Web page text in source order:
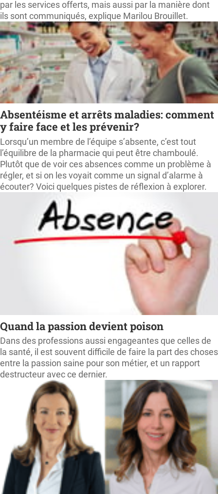
par les services offerts, mais aussi par la manière dont
ils sont communiqués, explique Marilou Brouillet.
Absentéisme et arrêts maladies: comment
y faire face et les prévenir?
Lorsqu’un membre de l’équipe s’absente, c’est tout
l’équilibre de la pharmacie qui peut être chamboulé.
Plutôt que de voir ces absences comme un problème à
régler, et si on les voyait comme un signal d’alarme à
écouter? Voici quelques pistes de réflexion à explorer.
Quand la passion devient poison
Dans des professions aussi engageantes que celles de
la santé, il est souvent difficile de faire la part des choses
entre la passion saine pour son métier, et un rapport
destructeur avec ce dernier.